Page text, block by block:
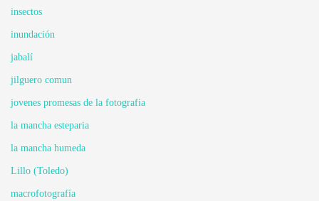
insectos
inundación
jabalí
jilguero comun
jovenes promesas de la fotografia
la mancha esteparia
la mancha humeda
Lillo (Toledo)
macrofotografía